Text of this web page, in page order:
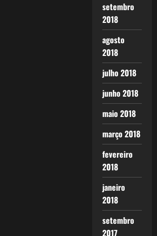
setembro
2018
agosto
2018
julho 2018
junho 2018
maio 2018
março 2018
fevereiro
2018
janeiro
2018
setembro
2017